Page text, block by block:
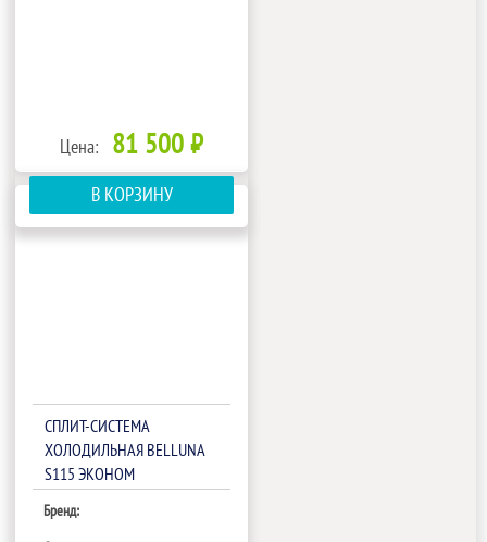
Цена: 81 500 ₽
В КОРЗИНУ
СПЛИТ-СИСТЕМА
ХОЛОДИЛЬНАЯ BELLUNA
S115 ЭКОНОМ
Бренд: